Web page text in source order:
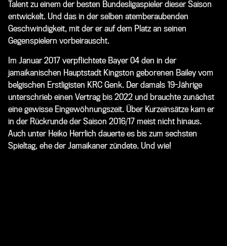
Talent zu einem der besten Bundesligaspieler dieser Saison
entwickelt. Und das in der selben atemberaubenden
Geschwindigkeit, mit der er auf dem Platz an seinen
Gegenspielern vorbeirauscht.
Im Januar 2017 verpflichtete Bayer 04 den in der
jamaikanischen Hauptstadt Kingston geborenen Bailey vom
belgischen Erstligisten KRC Genk. Der damals 19-Jährige
unterschrieb einen Vertrag bis 2022 und brauchte zunächst
eine gewisse Eingewöhnungszeit. Über Kurzeinsätze kam er
in der Rückrunde der Saison 2016/17 meist nicht hinaus.
Auch unter Heiko Herrlich dauerte es bis zum sechsten
Spieltag, ehe der Jamaikaner zündete. Und wie!